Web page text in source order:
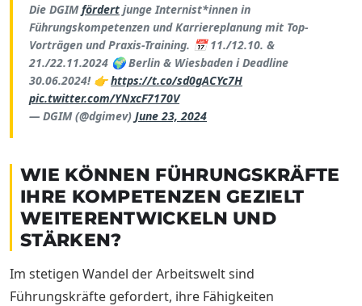
Die DGIMfördert junge Internist*innen in
Führungskompetenzen und Karriereplanung mit Top-
Vorträgen und Praxis-Training. 📅 11./12.10. &
21./22.11.2024 🌍 Berlin & Wiesbaden ℹ️ Deadline
30.06.2024! 👉https://t.co/sd0gACYc7H
pic.twitter.com/YNxcF7170V
— DGIM (@dgimev) June 23, 2024
WIE KÖNNEN FÜHRUNGSKRÄFTE
IHRE KOMPETENZEN GEZIELT
WEITERENTWICKELN UND
STÄRKEN?
Im stetigen Wandel der Arbeitswelt sind
Führungskräfte gefordert, ihre Fähigkeiten